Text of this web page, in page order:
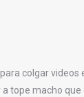
colgar
tope macho